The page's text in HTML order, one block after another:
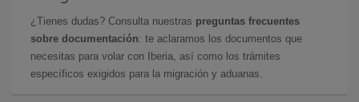
¿Tienes dudas? Consulta nuestras preguntas frecuentes
sobre documentación: te aclaramos los documentos que
necesitas para volar con Iberia, así como los trámites
específicos exigidos para la migración y aduanas.